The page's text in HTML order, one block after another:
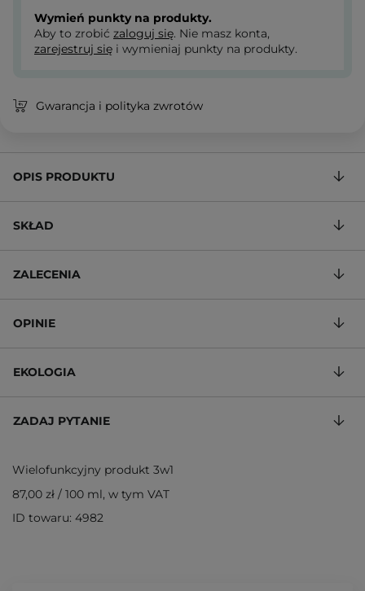
Wymień punkty na produkty.
Aby to zrobić zaloguj się. Nie masz konta,
zarejestruj się i wymieniaj punkty na produkty.
Gwarancja i polityka zwrotów
OPIS PRODUKTU
SKŁAD
ZALECENIA
OPINIE
EKOLOGIA
ZADAJ PYTANIE
Wielofunkcyjny produkt 3w1
87,00 zł / 100 ml, w tym VAT
ID towaru: 4982